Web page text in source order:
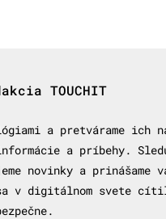
TOUCHIT
a pretvárame ich
a príbehy.
novinky a prinášame
v digitálnom svete